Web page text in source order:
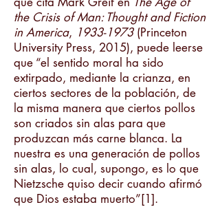
the Crisis of Man: Thought and Fiction
in America, 1933-1973(Princeton
University Press, 2015), puede leerse
que “el sentido moral ha sido
extirpado, mediante la crianza, en
ciertos sectores de la población, de
la misma manera que ciertos pollos
son criados sin alas para que
produzcan más carne blanca. La
nuestra es una generación de pollos
sin alas, lo cual, supongo, es lo que
Nietzsche quiso decir cuando afirmó
que Dios estaba muerto”[1].